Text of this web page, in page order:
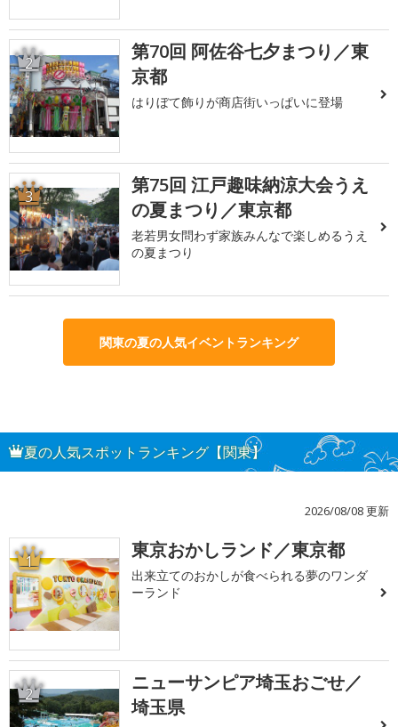
2
第70回 阿佐谷七夕まつり／東
京都
はりぼて飾りが商店街いっぱいに登場
3
第75回 江戸趣味納涼大会うえ
の夏まつり／東京都
老若男女問わず家族みんなで楽しめるうえ
の夏まつり
関東の夏の人気イベントランキング
夏の人気スポットランキング【関東】
2026/08/08 更新
1 東京おかしランド／東京都
出来立てのおかしが食べられる夢のワンダ
ーランド
2
ニューサンピア埼玉おごせ／
埼玉県